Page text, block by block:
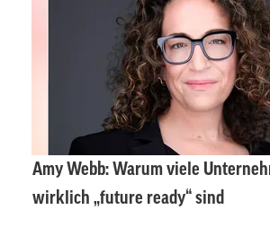
Amy Webb: Warum viele
wirklich „future ready“ sind